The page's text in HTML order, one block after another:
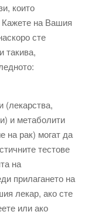
които
на Вашия
сте
такива,
(лекарства,
и метаболити
на рак) могат да
тестове
на
прилагането на
лекар, ако сте
или ако